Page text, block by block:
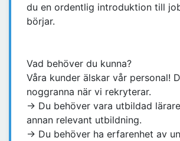
du en ordentlig introduktion till
börjar.
Vad behöver du kunna?
Våra kunder älskar vår personal!
noggranna när vi rekryterar.
→ Du behöver vara utbildad
annan relevant utbildning.
→ Du behöver ha erfarenhet av